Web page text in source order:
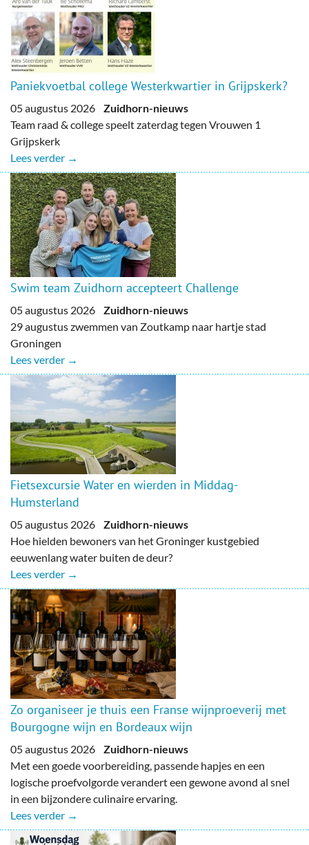
Paniekvoetbal college Westerkwartier in Grijpskerk?
05 augustus 2026 Zuidhorn-nieuws
Team raad & college speelt zaterdag tegen Vrouwen 1
Grijpskerk
Lees verder →
Swim team Zuidhorn accepteert Challenge
05 augustus 2026 Zuidhorn-nieuws
29 augustus zwemmen van Zoutkamp naar hartje stad
Groningen
Lees verder →
Fietsexcursie Water en wierden in Middag-
Humsterland
05 augustus 2026 Zuidhorn-nieuws
Hoe hielden bewoners van het Groninger kustgebied
eeuwenlang water buiten de deur?
Lees verder →
Zo organiseer je thuis een Franse wijnproeverij met
Bourgogne wijn en Bordeaux wijn
05 augustus 2026 Zuidhorn-nieuws
Met een goede voorbereiding, passende hapjes en een
logische proefvolgorde verandert een gewone avond al snel
in een bijzondere culinaire ervaring.
Lees verder →